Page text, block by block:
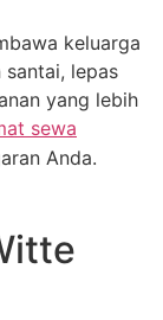
keluarga
lepas
yang lebih
sewa
Anda.